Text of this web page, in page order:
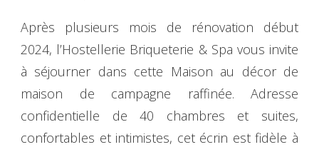
Après plusieurs mois de rénovation début
2024, l’Hostellerie Briqueterie & Spa vous invite
à séjourner dans cette Maison au décor de
maison de campagne raffinée. Adresse
confidentielle de 40 chambres et suites,
confortables et intimistes, cet écrin est fidèle à